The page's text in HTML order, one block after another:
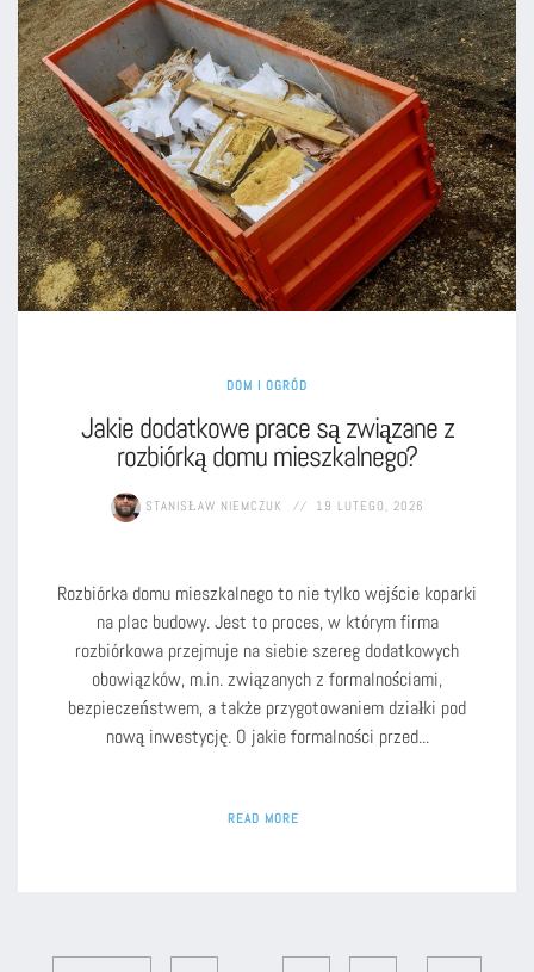
DOM I OGRÓD
​Jakie dodatkowe prace są związane z
rozbiórką domu mieszkalnego?
STANISŁAW NIEMCZUK 19 LUTEGO, 2026
Rozbiórka domu mieszkalnego to nie tylko wejście koparki
na plac budowy. Jest to proces, w którym firma
rozbiórkowa przejmuje na siebie szereg dodatkowych
obowiązków, m.in. związanych z formalnościami,
bezpieczeństwem, a także przygotowaniem działki pod
nową inwestycję. ​O jakie formalności przed...
READ MORE